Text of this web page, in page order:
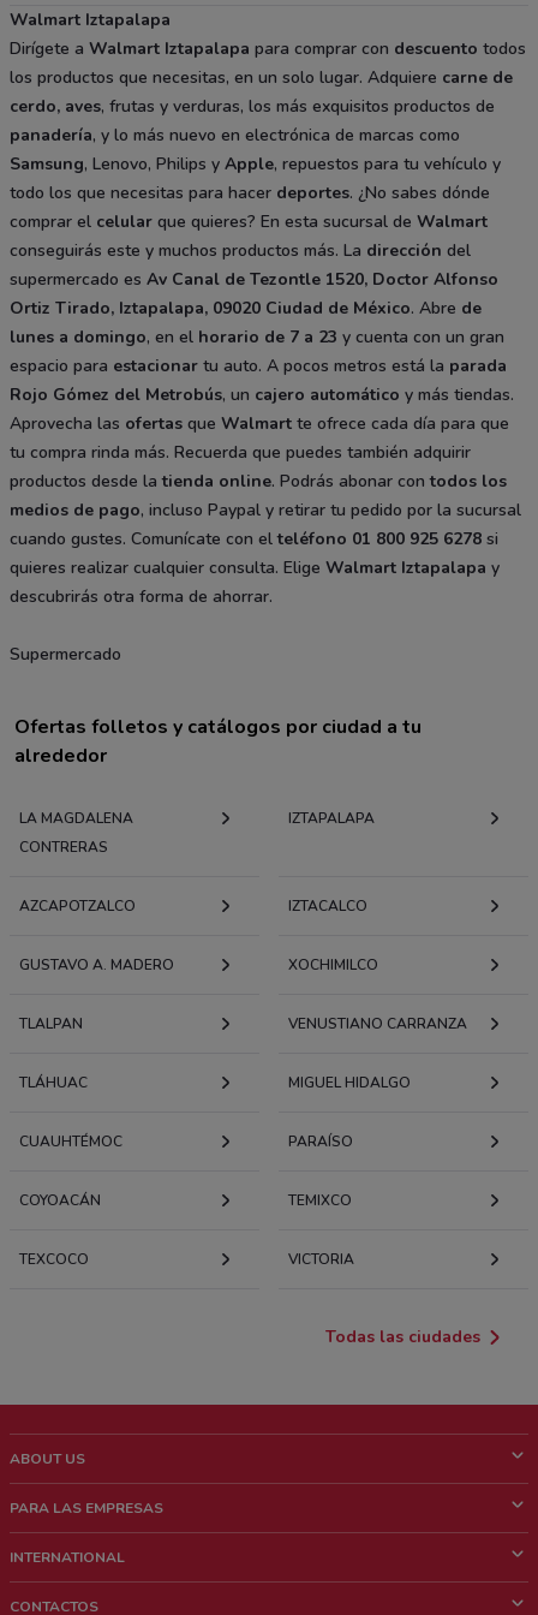
Walmart Iztapalapa
Dirígete a Walmart Iztapalapa para comprar con descuento todos
los productos que necesitas, en un solo lugar. Adquiere carne de
cerdo, aves, frutas y verduras, los más exquisitos productos de
panadería, y lo más nuevo en electrónica de marcas como
Samsung, Lenovo, Philips y Apple, repuestos para tu vehículo y
todo los que necesitas para hacer deportes. ¿No sabes dónde
comprar el celular que quieres? En esta sucursal de Walmart
conseguirás este y muchos productos más. La dirección del
supermercado es Av Canal de Tezontle 1520, Doctor Alfonso
Ortiz Tirado, Iztapalapa, 09020 Ciudad de México. Abre de
lunes a domingo, en el horario de 7 a 23 y cuenta con un gran
espacio para estacionar tu auto. A pocos metros está la parada
Rojo Gómez del Metrobús, un cajero automático y más tiendas.
Aprovecha las ofertas que Walmart te ofrece cada día para que
tu compra rinda más. Recuerda que puedes también adquirir
productos desde latienda online. Podrás abonar contodos los
medios de pago, incluso Paypal y retirar tu pedido por la sucursal
cuando gustes. Comunícate con elteléfono 01 800 925 6278 si
quieres realizar cualquier consulta. Elige Walmart Iztapalapa y
descubrirás otra forma de ahorrar.
Supermercado
Ofertas folletos y catálogos por ciudad a tu
alrededor
LA MAGDALENA
CONTRERAS
IZTAPALAPA
AZCAPOTZALCO IZTACALCO
GUSTAVO A. MADERO XOCHIMILCO
TLALPAN VENUSTIANO CARRANZA
TLÁHUAC MIGUEL HIDALGO
CUAUHTÉMOC PARAÍSO
COYOACÁN TEMIXCO
TEXCOCO VICTORIA
Todas las ciudades
ABOUT US
¿Quiénes Somos?
PARA LAS EMPRESAS
Contacto comercial
INTERNATIONAL
CONTACTOS